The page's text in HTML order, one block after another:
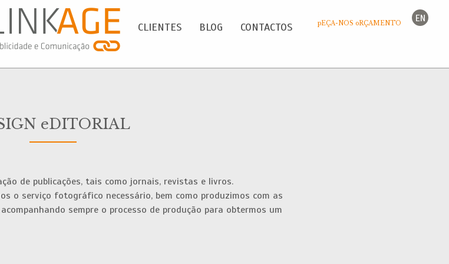
EN
CLIENTES BLOG CONTACTOS pEÇA-NOS oRÇAMENTO
eDITORIAL
de publicações, tais como jornais, revistas e livros.
o serviço fotográfico necessário, bem como produzimos com as
sempre o processo de produção para obtermos um